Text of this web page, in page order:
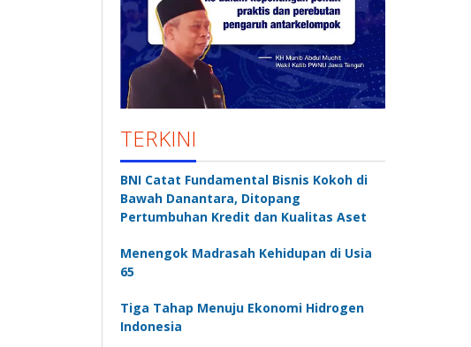
TERKINI
BNI Catat Fundamental Bisnis Kokoh di
Bawah Danantara, Ditopang
Pertumbuhan Kredit dan Kualitas Aset
Menengok Madrasah Kehidupan di Usia
65
Tiga Tahap Menuju Ekonomi Hidrogen
Indonesia